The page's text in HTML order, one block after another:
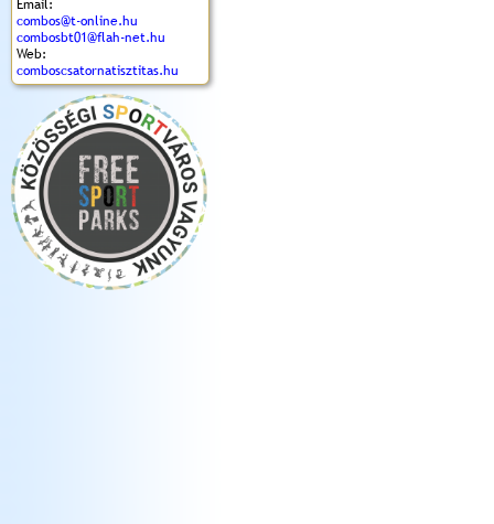
Email:
combos@t-online.hu
combosbt01@flah-net.hu
Web:
comboscsatornatisztitas.hu